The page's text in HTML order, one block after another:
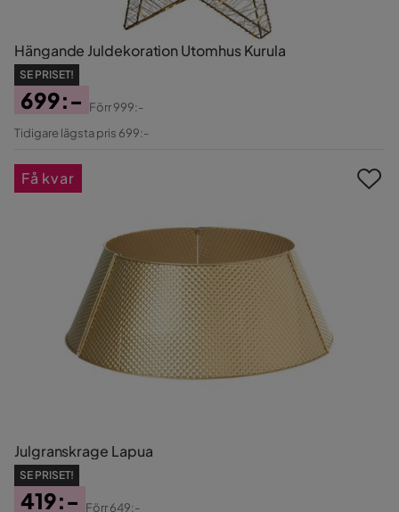
Hängande Juldekoration Utomhus Kurula
SE PRISET!
Pris
699:-
Original
Förr999:-
Tidigare lägsta pris 699:-
Julgranskrage Lapua
SE PRISET!
419:-
Förr649:-
Få kvar